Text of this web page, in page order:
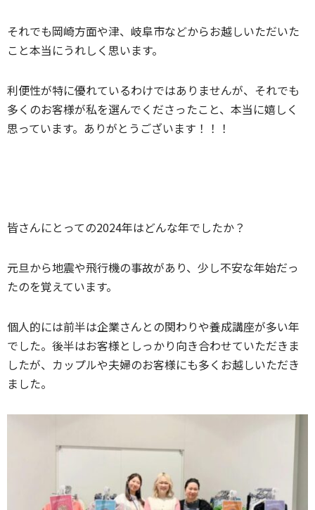
それでも岡崎方面や津、岐阜市などからお越しいただいた
こと本当にうれしく思います。
利便性が特に優れているわけではありませんが、それでも
多くのお客様が私を選んでくださったこと、本当に嬉しく
思っています。ありがとうございます！！！
皆さんにとっての2024年はどんな年でしたか？
元旦から地震や飛行機の事故があり、少し不安な年始だっ
たのを覚えています。
個人的には前半は企業さんとの関わりや養成講座が多い年
でした。後半はお客様としっかり向き合わせていただきま
したが、カップルや夫婦のお客様にも多くお越しいただき
ました。